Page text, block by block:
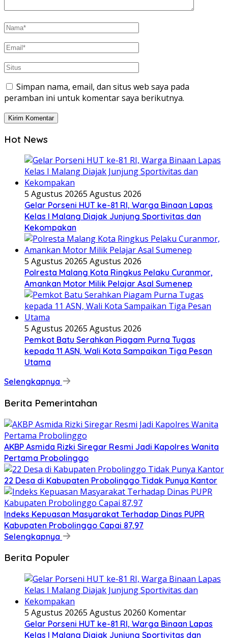
Simpan nama, email, dan situs web saya pada
peramban ini untuk komentar saya berikutnya.
Hot News
5 Agustus 20265 Agustus 2026
Gelar Porseni HUT ke-81 RI, Warga Binaan Lapas
Kelas I Malang Diajak Junjung Sportivitas dan
Kekompakan
5 Agustus 20265 Agustus 2026
Polresta Malang Kota Ringkus Pelaku Curanmor,
Amankan Motor Milik Pelajar Asal Sumenep
5 Agustus 20265 Agustus 2026
Pemkot Batu Serahkan Piagam Purna Tugas
kepada 11 ASN, Wali Kota Sampaikan Tiga Pesan
Utama
Selengkapnya
Berita Pemerintahan
AKBP Asmida Rizki Siregar Resmi Jadi Kapolres Wanita
Pertama Probolinggo
22 Desa di Kabupaten Probolinggo Tidak Punya Kantor
Indeks Kepuasan Masyarakat Terhadap Dinas PUPR
Kabupaten Probolinggo Capai 87,97
Selengkapnya
Berita Populer
5 Agustus 20265 Agustus 20260 Komentar
Gelar Porseni HUT ke-81 RI, Warga Binaan Lapas
Kelas I Malang Diajak Junjung Sportivitas dan